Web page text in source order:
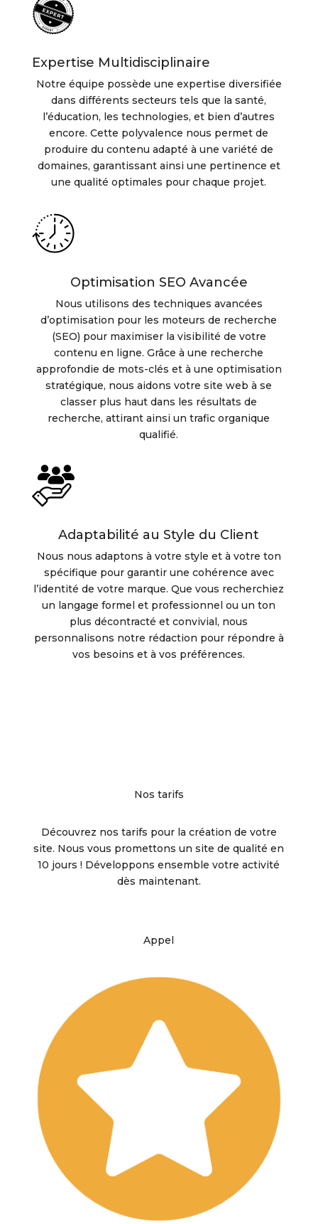
Expertise Multidisciplinaire
Notre équipe possède une expertise diversifiée
dans différents secteurs tels que la santé,
l’éducation, les technologies, et bien d’autres
encore. Cette polyvalence nous permet de
produire du contenu adapté à une variété de
domaines, garantissant ainsi une pertinence et
une qualité optimales pour chaque projet.
Optimisation SEO Avancée
Nous utilisons des techniques avancées
d’optimisation pour les moteurs de recherche
(SEO) pour maximiser la visibilité de votre
contenu en ligne. Grâce à une recherche
approfondie de mots-clés et à une optimisation
stratégique, nous aidons votre site web à se
classer plus haut dans les résultats de
recherche, attirant ainsi un trafic organique
qualifié.
Adaptabilité au Style du Client
Nous nous adaptons à votre style et à votre ton
spécifique pour garantir une cohérence avec
l’identité de votre marque. Que vous recherchiez
un langage formel et professionnel ou un ton
plus décontracté et convivial, nous
personnalisons notre rédaction pour répondre à
vos besoins et à vos préférences.
Nos tarifs
Découvrez nos tarifs pour la création de votre
site. Nous vous promettons un site de qualité en
10 jours ! Développons ensemble votre activité
dès maintenant.
Appel